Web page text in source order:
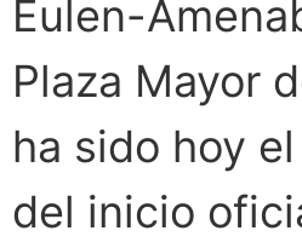
Eulen-
Plaza Mayor
ha sido hoy
del inicio